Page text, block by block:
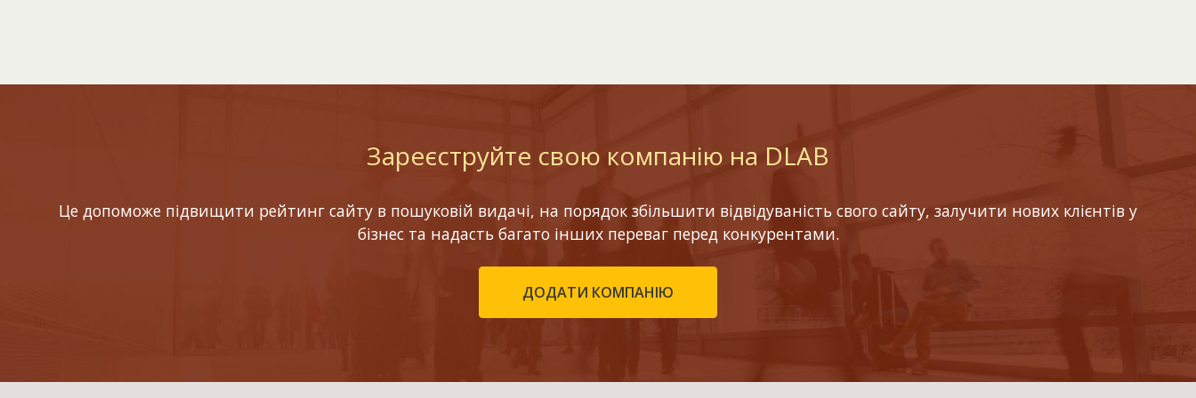
Зареєструйте свою компанію на DLAB
Це допоможе підвищити рейтинг сайту в пошуковій видачі, на порядок збільшити відвідуваність свого сайту, залучити нових клієнтів у
бізнес та надасть багато інших переваг перед конкурентами.
ДОДАТИ КОМПАНІЮ